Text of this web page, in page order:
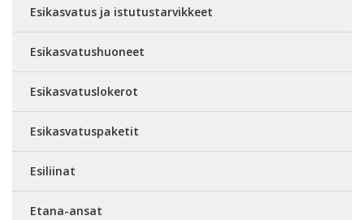
Esikasvatus ja istutustarvikkeet
Esikasvatushuoneet
Esikasvatuslokerot
Esikasvatuspaketit
Esiliinat
Etana-ansat